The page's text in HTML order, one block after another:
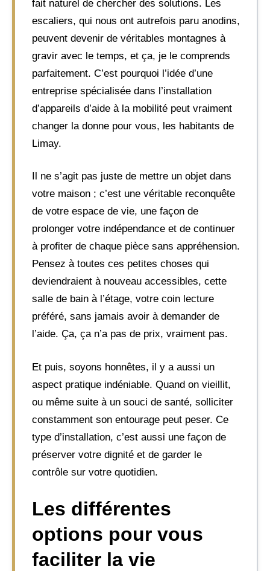
fait naturel de chercher des solutions. Les
escaliers, qui nous ont autrefois paru anodins,
peuvent devenir de véritables montagnes à
gravir avec le temps, et ça, je le comprends
parfaitement. C’est pourquoi l’idée d’une
entreprise spécialisée dans l’installation
d’appareils d’aide à la mobilité peut vraiment
changer la donne pour vous, les habitants de
Limay.
Il ne s’agit pas juste de mettre un objet dans
votre maison ; c’est une véritable reconquête
de votre espace de vie, une façon de
prolonger votre indépendance et de continuer
à profiter de chaque pièce sans appréhension.
Pensez à toutes ces petites choses qui
deviendraient à nouveau accessibles, cette
salle de bain à l’étage, votre coin lecture
préféré, sans jamais avoir à demander de
l’aide. Ça, ça n’a pas de prix, vraiment pas.
Et puis, soyons honnêtes, il y a aussi un
aspect pratique indéniable. Quand on vieillit,
ou même suite à un souci de santé, solliciter
constamment son entourage peut peser. Ce
type d’installation, c’est aussi une façon de
préserver votre dignité et de garder le
contrôle sur votre quotidien.
Les différentes
options pour vous
faciliter la vie